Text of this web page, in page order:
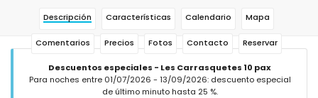
Descripción Características Calendario Mapa
Comentarios Precios Fotos Contacto Reservar
Descuentos especiales - Les Carrasquetes 10 pax
Para noches entre 01/07/2026 - 13/09/2026: descuento especial
de último minuto hasta 25 %.